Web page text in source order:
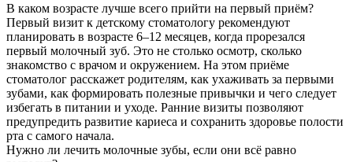
В каком возрасте лучше всего прийти на первый приём?
Первый визит к детскому стоматологу рекомендуют
планировать в возрасте 6–12 месяцев, когда прорезался
первый молочный зуб. Это не столько осмотр, сколько
знакомство с врачом и окружением. На этом приёме
стоматолог расскажет родителям, как ухаживать за первыми
зубами, как формировать полезные привычки и чего следует
избегать в питании и уходе. Ранние визиты позволяют
предупредить развитие кариеса и сохранить здоровье полости
рта с самого начала.
Нужно ли лечить молочные зубы, если они всё равно